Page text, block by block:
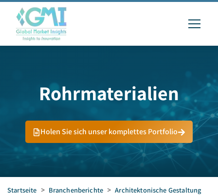
Rohrmaterialien
Holen Sie sich unser komplettes Portfolio
Startseite > Branchenberichte > Architektonische Gestaltung